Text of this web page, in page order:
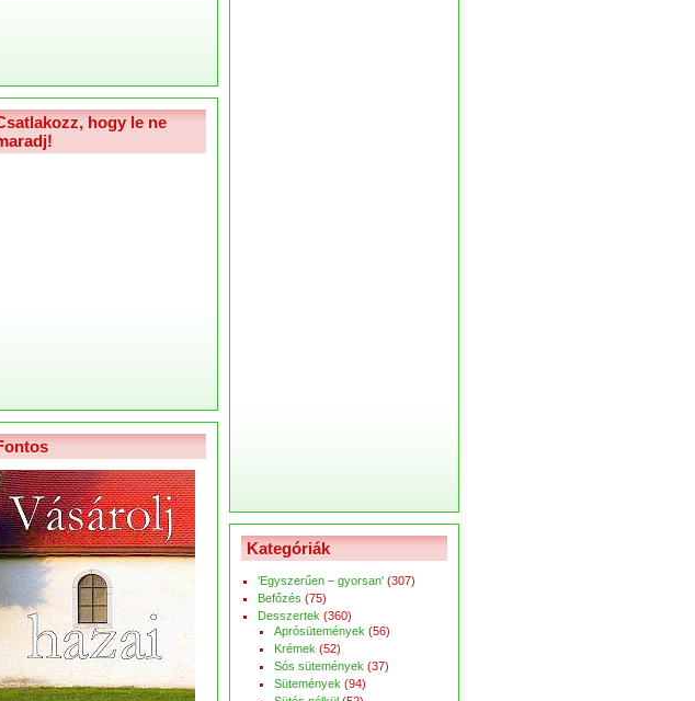
hogy le ne
Kategóriák
'Egyszerűen – gyorsan' (307)
Befőzés (75)
Desszertek (360)
Aprósütemények (56)
Krémek (52)
Sós sütemények (37)
Sütemények (94)